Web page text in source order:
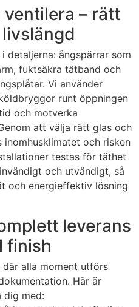
– rätt
detaljerna: ångspärrar som
fuktsäkra tätband och
Vi använder
runt öppningen
och motverka
att välja rätt glas och
och risken
testas för täthet
och utvändigt, så
och energieffektiv lösning
leverans
finish
alla moment utförs
Här är
dig med: